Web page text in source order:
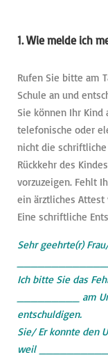
1. Wie melde ich
Rufen Sie bitte am
Schule an und
Sie können Ihr Kind
telefonische oder
nicht die
Rückkehr des
vorzuzeigen. Fehlt
ein ärztliches Attest
Eine schriftliche
Sehr geehrte(r)
Ich bitte Sie das
_________ am
entschuldigen.
Sie/ Er konnte den
weil